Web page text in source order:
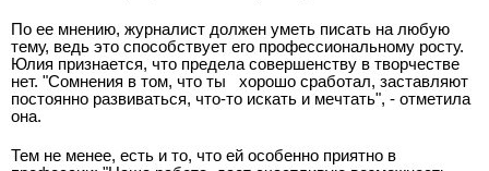
По ее мнению, журналист должен уметь писать на любую
тему, ведь это способствует его профессиональному росту.
Юлия признается, что предела совершенству в творчестве
нет. "Сомнения в том, что ты
хорошо сработал, заставляют
постоянно развиваться, что-то искать и мечтать", - отметила
она.
Тем не менее, есть и то, что ей особенно приятно в